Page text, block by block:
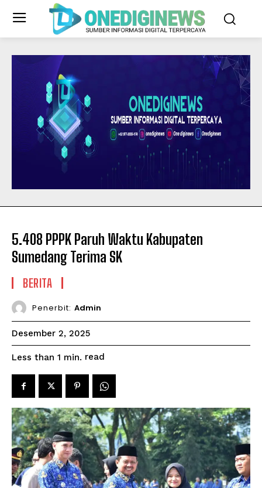
5.408 PPPK Paruh Waktu Kabupaten
Sumedang Terima SK
BERITA
Penerbit: Admin
Desember 2, 2025
Less than 1 min. read